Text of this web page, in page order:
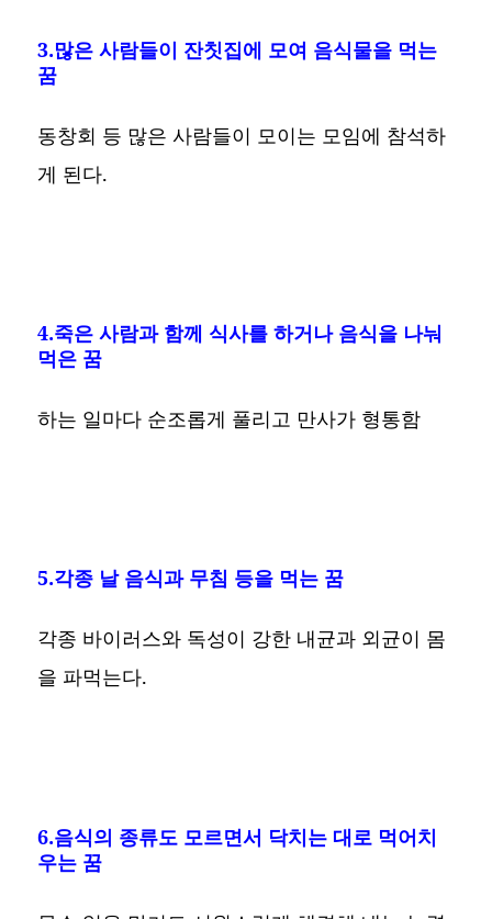
3.많은 사람들이 잔칫집에 모여 음식물을 먹는
꿈
동창회 등 많은 사람들이 모이는 모임에 참석하
게 된다.
4.죽은 사람과 함께 식사를 하거나 음식을 나눠
먹은 꿈
하는 일마다 순조롭게 풀리고 만사가 형통함
5.각종 날 음식과 무침 등을 먹는 꿈
각종 바이러스와 독성이 강한 내균과 외균이 몸
을 파먹는다.
6.음식의 종류도 모르면서 닥치는 대로 먹어치
우는 꿈